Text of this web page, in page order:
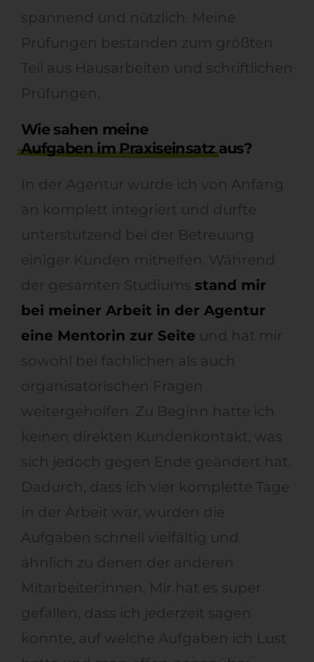
spannend und nützlich. Meine
Prüfungen bestanden zum größten
Teil aus Hausarbeiten und schriftlichen
Prüfungen.
Wie sahen meine
Aufgaben im Praxiseinsatzaus?
In der Agentur wurde ich von Anfang
an komplett integriert und durfte
unterstützend bei der Betreuung
einiger Kunden mithelfen. Während
der gesamten Studiums stand mir
bei meiner Arbeit in der Agentur
eine Mentorin zur Seite und hat mir
sowohl bei fachlichen als auch
organisatorischen Fragen
weitergeholfen. Zu Beginn hatte ich
keinen direkten Kundenkontakt, was
sich jedoch gegen Ende geändert hat.
Dadurch, dass ich vier komplette Tage
in der Arbeit war, wurden die
Aufgaben schnell vielfältig und
ähnlich zu denen der anderen
Mitarbeiter:innen. Mir hat es super
gefallen, dass ich jederzeit sagen
konnte, auf welche Aufgaben ich Lust